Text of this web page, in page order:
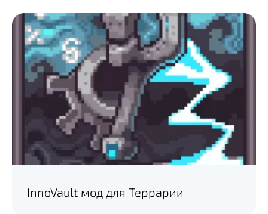
InnoVault мод для Террарии